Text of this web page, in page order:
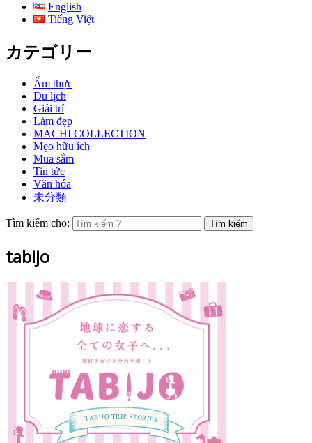
English
Tiếng Việt
カテゴリー
Ẩm thực
Du lịch
Giải trí
Làm đẹp
MACHI COLLECTION
Mẹo hữu ích
Mua sắm
Tin tức
Văn hóa
未分類
Tìm kiếm cho:
tabijo